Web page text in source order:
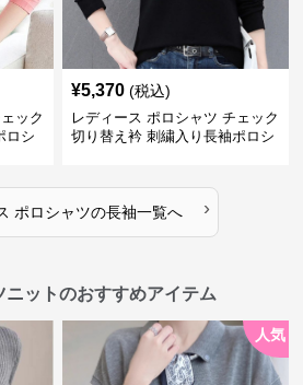
ック
ロシ
¥5,370 (税込)
レディース ポロシャツ チェック
切り替え衿 刺繍入り長袖ポロシ
ポロシャツの長袖一覧へ ›
ニットのおすすめアイテム
人気